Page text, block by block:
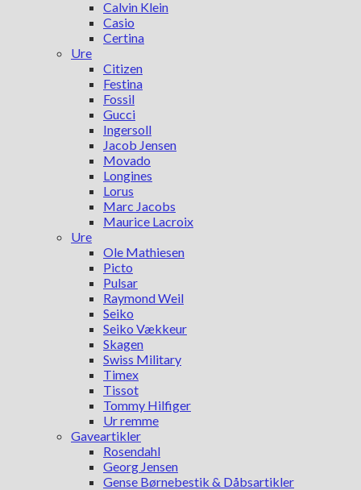
Calvin Klein
Casio
Certina
Ure
Citizen
Festina
Fossil
Gucci
Ingersoll
Jacob Jensen
Movado
Longines
Lorus
Marc Jacobs
Maurice Lacroix
Ure
Ole Mathiesen
Picto
Pulsar
Raymond Weil
Seiko
Seiko Vækkeur
Skagen
Swiss Military
Timex
Tissot
Tommy Hilfiger
Ur remme
Gaveartikler
Rosendahl
Georg Jensen
Gense Børnebestik & Dåbsartikler